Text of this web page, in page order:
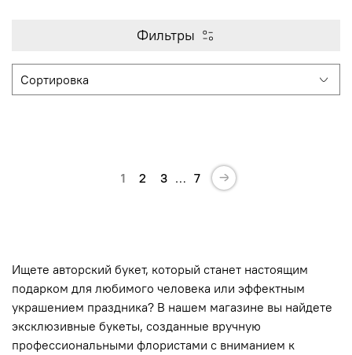
Фильтры
1 2 3 … 7
Ищете авторский букет, который станет настоящим
подарком для любимого человека или эффектным
украшением праздника? В нашем магазине вы найдете
эксклюзивные букеты, созданные вручную
профессиональными флористами с вниманием к